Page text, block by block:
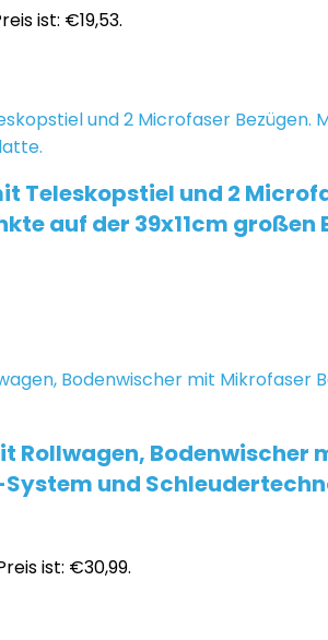
ist: €19,53.
und 2
auf der 39x11cm großen
Rollwagen,
und
ist: €30,99.